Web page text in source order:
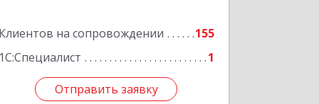
Клиентов на сопровождении
155
1С:Специалист
1
Отправить заявку
Подробнее
Отправить заявку